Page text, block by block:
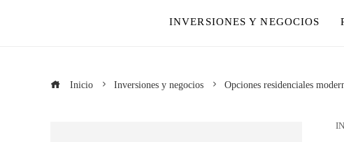
INVERSIONES Y NEGOCIOS
Inicio Inversiones y negocios Opciones residenciales